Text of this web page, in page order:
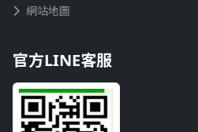
網站地圖
官方LINE客服